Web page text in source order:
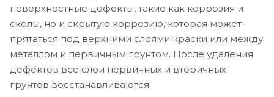
поверхностные дефекты, такие как коррозия и
сколы, но и скрытую коррозию, которая может
прятаться под верхними слоями краски или между
металлом и первичным грунтом. После удаления
дефектов все слои первичных и вторичных
грунтов восстанавливаются.